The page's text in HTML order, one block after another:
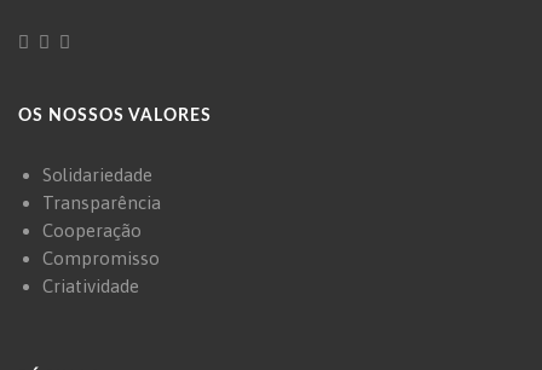
OS NOSSOS VALORES
Solidariedade
Transparência
Cooperação
Compromisso
Criatividade